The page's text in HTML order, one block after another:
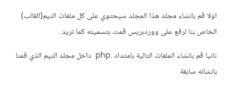
اولا قم بانشاء مجلد هذا المجلد سيحتوي على كل ملفات الثيم(القالب)
الخاص بنا لرفع على ووردبريس قمت بتسميته كما تريد .
ثانيا قم بانشاء الملفات التالية بامتداد .php داخل مجلد الثيم الذي قمنا
بانشائه سابقة